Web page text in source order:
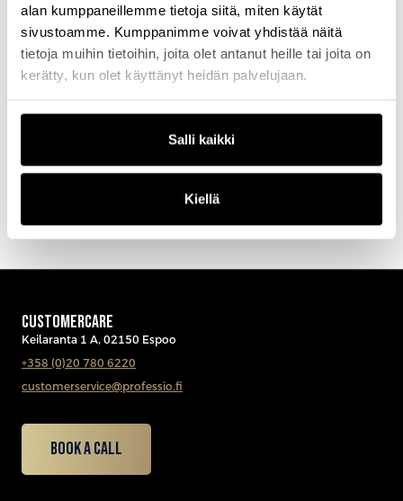
alan kumppaneillemme tietoja siitä, miten käytät
sivustoamme. Kumppanimme voivat yhdistää näitä
tietoja muihin tietoihin, joita olet antanut heille tai joita on
kerätty, kun olet käyttänyt heidän palvelujaan.
Salli kaikki
Kiellä
Tutustu kaikkiin Profession koulutuksiinjatapahtumiin, joihin
valitsemme aina parhaat kouluttajat ja puhujat.
CUSTOMERCARE
Keilaranta 1 A, 02150 Espoo
+358 (0)20 780 6220
customerservice@professio.fi
Book a call